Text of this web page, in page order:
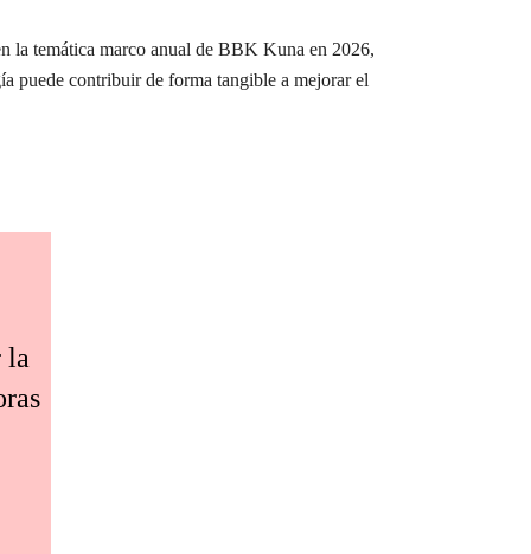
la temática marco anual de BBK Kuna en 2026,
puede contribuir de forma tangible a mejorar el
la